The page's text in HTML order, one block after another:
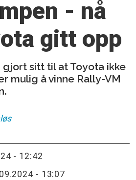
- nå
gitt opp
gjort sitt til at Toyota ikke
mulig å vinne Rally-VM
- 12:42
- 13:07